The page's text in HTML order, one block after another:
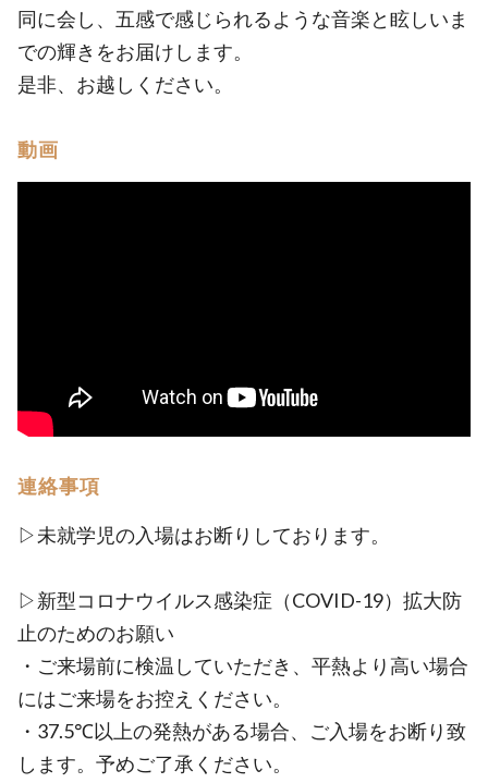
同に会し、五感で感じられるような音楽と眩しいま
での輝きをお届けします。
是非、お越しください。
動画
連絡事項
▷未就学児の入場はお断りしております。
▷新型コロナウイルス感染症（COVID-19）拡大防
止のためのお願い
・ご来場前に検温していただき、平熱より高い場合
にはご来場をお控えください。
・37.5℃以上の発熱がある場合、ご入場をお断り致
します。予めご了承ください。